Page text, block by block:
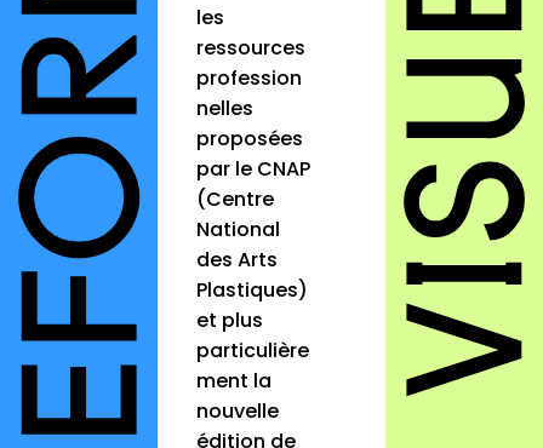
les
ressources
profession
nelles
proposées
par le CNAP
(Centre
National
des Arts
Plastiques)
et plus
particulière
ment la
nouvelle
édition de